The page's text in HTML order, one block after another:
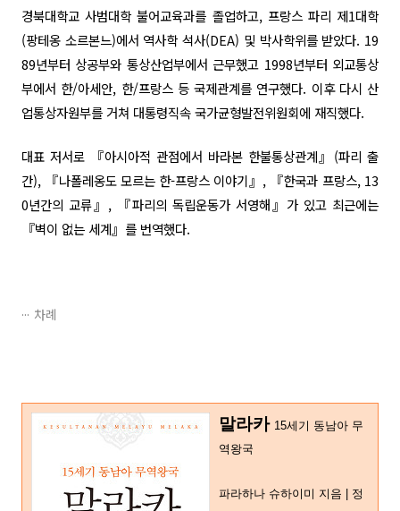
경북대학교 사범대학 불어교육과를 졸업하고, 프랑스 파리 제1대학
(팡테옹 소르본느)에서 역사학 석사(DEA) 및 박사학위를 받았다. 19
89년부터 상공부와 통상산업부에서 근무했고 1998년부터 외교통상
부에서 한/아세안, 한/프랑스 등 국제관계를 연구했다. 이후 다시 산
업통상자원부를 거쳐 대통령직속 국가균형발전위원회에 재직했다.
대표 저서로 『아시아적 관점에서 바라본 한불통상관계』(파리 출
간), 『나폴레옹도 모르는 한-프랑스 이야기』, 『한국과 프랑스, 13
0년간의 교류』, 『파리의 독립운동가 서영해』가 있고 최근에는
『벽이 없는 세계』를 번역했다.
차례
말라카 15세기 동남아 무
역왕국
파라하나 슈하이미 지음 | 정